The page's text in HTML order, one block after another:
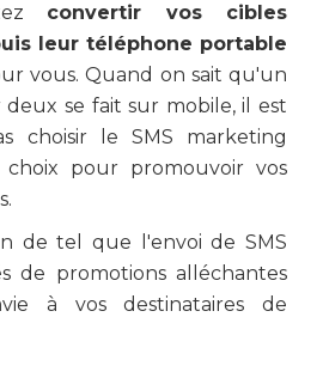
convertir vos cibles
leur téléphone portable
vous. Quand on sait qu'un
se fait sur mobile, il est
choisir le SMS marketing
pour promouvoir vos
de tel que l'envoi de SMS
de promotions alléchantes
à vos destinataires de